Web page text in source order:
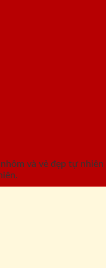
và vẻ đẹp tự nhiên